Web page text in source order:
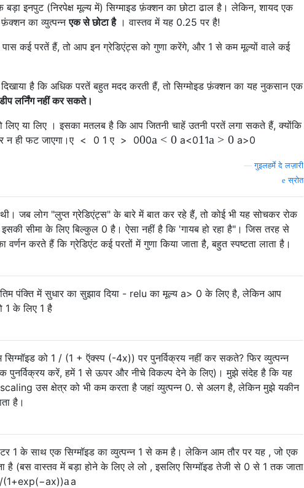
इनपुट (निरपेक्ष मूल्य में) सिग्माइड फ़ंक्शन का छोटा ढाल है। लेकिन, शायद एक
फ़ंक्शन का व्युत्पन्नएक से छोटा है। वास्तव में यह 0.25 पर है!
पास कई परतें हैं, तो आप इन ग्रेडिएंट्स को गुणा करेंगे, और 1 से कम मूल्यों वाले कई
है कि अधिक परतें बहुत मदद करती हैं, तो सिग्मोइड फ़ंक्शन का यह नुकसान एक
लर्निंग नहीं कर सकते।
या लिए । इसका मतलब है कि आप जितनी चाहें उतनी परतें लगा सकते हैं, क्योंकि
न ही फट जाएगा।ए < 0 1ए > 000a < 0 a<01 1a > 0 a>0
—गुइलहर्मे दे लज़ारी
स्रोत
जब लोग "लुप्त ग्रेडिएंट्स" के बारे में बात कर रहे हैं, तो कोई भी यह सोचकर रोक
सीमा के लिए बिल्कुल 0 है। ऐसा नहीं है कि 'गायब हो रहा है"। जिस तरह से
करते हैं कि ग्रेडिएंट कई परतों में गुणा किया जाता है, बहुत स्पष्टता लाता है।
पंक्ति में सुधार का सुझाव दिया - relu का मूल्य a> 0 के लिए है, लेकिन आप
1 के लिए 1 है
सिग्मॉइड को 1 / (1 + ऍक्स्प (-4x)) पर पुनर्विक्रय नहीं कर सकते? फिर व्युत्पन्न
पुनर्विक्रय करें, हमें 1 से ऊपर और नीचे विकल्प देने के लिए)। मुझे संदेह है कि यह
उस क्षेत्र को भी कम करता है जहां व्युत्पन्न 0. से अलग है, लेकिन मुझे यकीन
है।
1 के साथ एक सिग्मॉइड का व्युत्पन्न 1 से कम है। लेकिन आम तौर पर यह , जो एक
है (बस वास्तव में बड़ा होने के लिए ले लो , इसलिए सिग्मॉइड तेजी से 0 से 1 तक जाता
/(1+exp(−ax))aa